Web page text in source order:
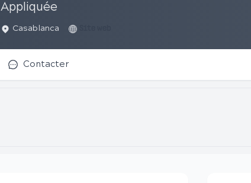
Appliquée
Casablanca
Contacter